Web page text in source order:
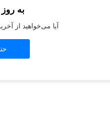
jeanswest.ir(see the
به روز
آیا می‌خواهید از